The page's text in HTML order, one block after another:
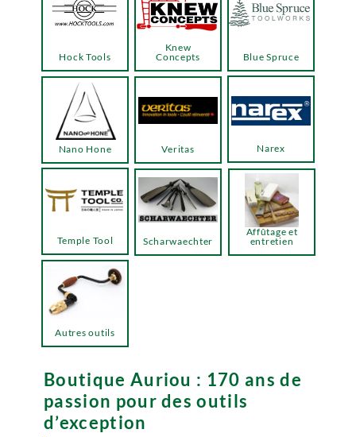
Boutique Auriou : 170 ans de
passion pour des outils
d’exception
Hock Tools
Knew
Concepts
Temple Tool
Blue Spruce
Narex
Veritas
Nano Hone
Autres outils
Scharwaechter
Affûtage et
entretien